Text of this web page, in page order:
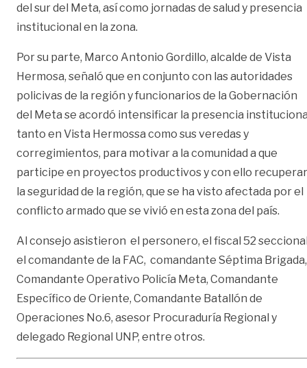
del sur del Meta, así como jornadas de salud y presencia
institucional en la zona.
Por su parte, Marco Antonio Gordillo, alcalde de Vista
Hermosa, señaló que en conjunto con las autoridades
policivas de la región y funcionarios de la Gobernación
del Meta se acordó intensificar la presencia
tanto en Vista Hermossa como sus veredas y
corregimientos, para motivar a la comunidad a que
participe en proyectos productivos y con ello recuperar
la seguridad de la región, que se ha visto afectada por el
conflicto armado que se vivió en esta zona del país.
Al consejo asistieron el personero, el fiscal 52
el comandante de la FAC, comandante Séptima
Comandante Operativo Policía Meta, Comandante
Específico de Oriente, Comandante Batallón de
Operaciones No.6, asesor Procuraduría Regional y
delegado Regional UNP, entre otros.